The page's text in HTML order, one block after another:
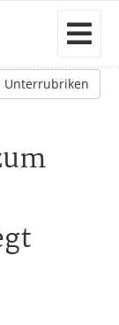
Unterrubriken